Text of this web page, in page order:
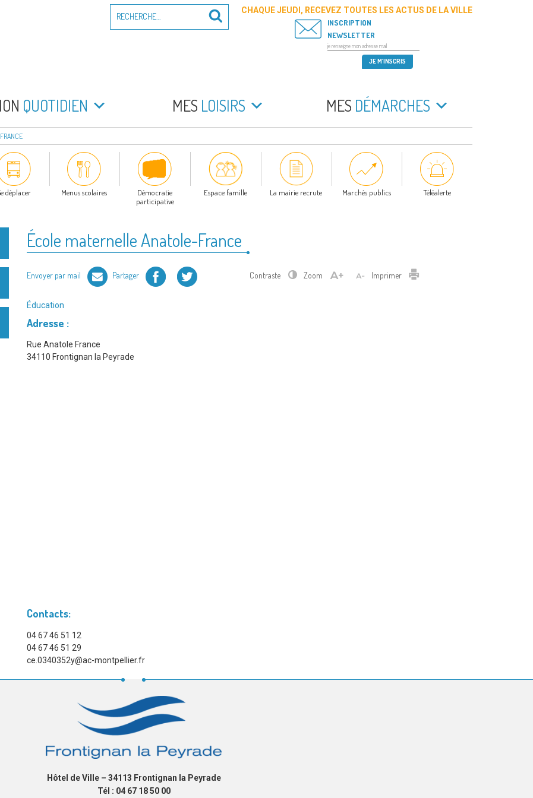
pour
Recherche
CHAQUE JEUDI, RECEVEZ TOUTES LES ACTUS DE LA VILLE
INSCRIPTION
NEWSLETTER
QUOTIDIEN MES LOISIRS MES DÉMARCHES
déplacer Menus scolaires
Démocratie
participative
Espace famille La mairie recrute Marchés publics Téléalerte
École maternelle Anatole-France
Envoyer par mail Partager Facebook Twitter Contraste Zoom Imprimer Imprimer
Type
de
service
:
Éducation
Adresse :
Rue Anatole France
34110 Frontignan la Peyrade
Contacts:
04 67 46 51 12
04 67 46 51 29
ce.0340352y@ac-montpellier.fr
Hôtel de Ville – 34113 Frontignan la Peyrade
Tél : 04 67 18 50 00